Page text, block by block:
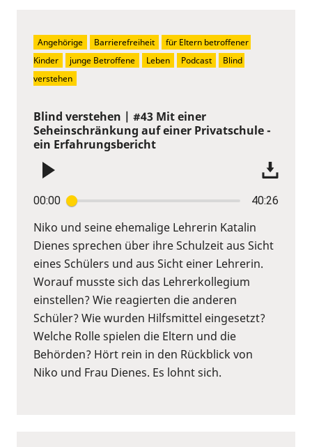
Blind verstehen | #43 Mit einer
Seheinschränkung auf einer Privatschule -
ein Erfahrungsbericht
00:00 40:26
Niko und seine ehemalige Lehrerin Katalin
Dienes sprechen über ihre Schulzeit aus Sicht
eines Schülers und aus Sicht einer Lehrerin.
Worauf musste sich das Lehrerkollegium
einstellen? Wie reagierten die anderen
Schüler? Wie wurden Hilfsmittel eingesetzt?
Welche Rolle spielen die Eltern und die
Behörden? Hört rein in den Rückblick von
Niko und Frau Dienes. Es lohnt sich.
Angehörige Barrierefreiheit
für Eltern betroffener
Kinder
junge Betroffene Leben Podcast
Blind
verstehen